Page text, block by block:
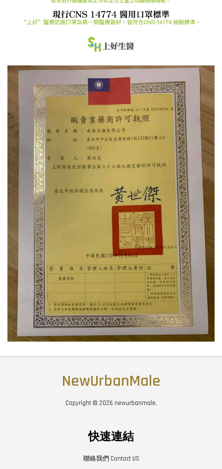
NewUrbanMale
Copyright © 2026 newurbanmale.
快速連結
聯絡我們 Contact US